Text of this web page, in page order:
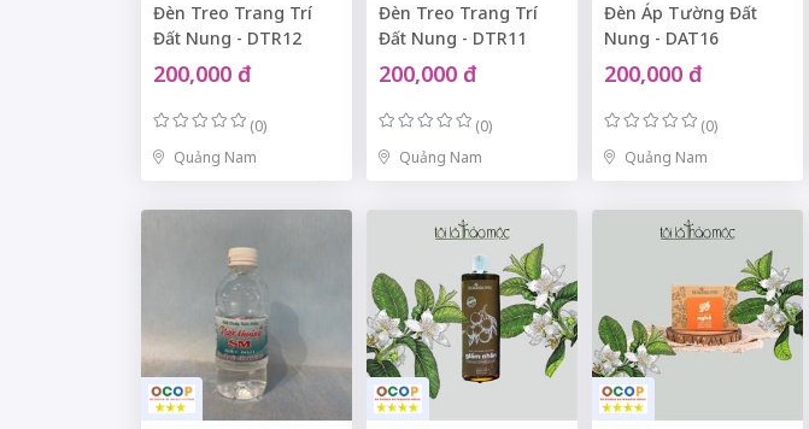
Đèn Treo Trang Trí
Đất Nung - DTR12
200,000 đ
(0)
Quảng Nam
Đèn Treo Trang Trí
Đất Nung - DTR11
200,000 đ
(0)
Quảng Nam
Đèn Áp Tường Đất
Nung - DAT16
200,000 đ
(0)
Quảng Nam